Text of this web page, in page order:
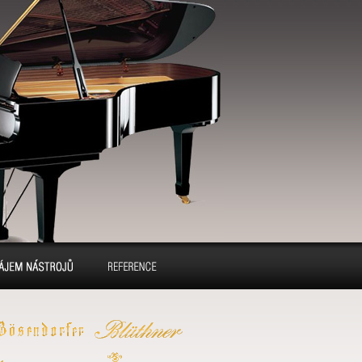
pianin a Reference